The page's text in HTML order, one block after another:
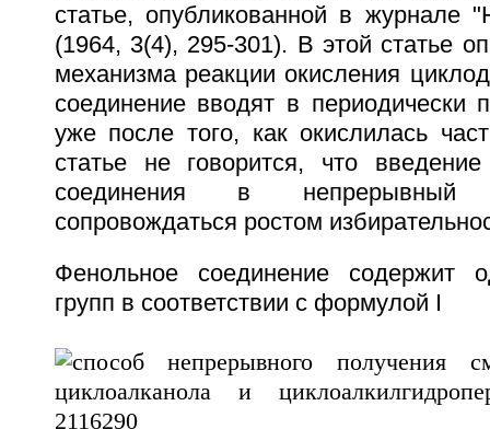
статье, опубликованной в
(1964, 3(4), 295-301). В этой статье
механизма реакции окисления
соединение вводят в периодически
уже после того, как окислилась
статье не говорится, что
соединения в
сопровождаться ростом
Фенольное соединение содержит
групп в соответствии с формулой I